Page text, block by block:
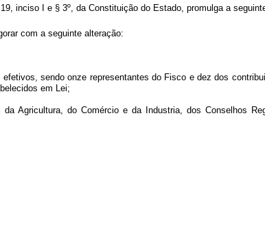
inciso I e § 3º, da Constituição do Estado, promulga a
com a seguinte alteração:
sendo onze representantes do Fisco e dez dos
em Lei;
Agricultura, do Comércio e da Industria, dos Conselhos